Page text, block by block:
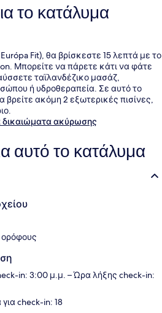
το κατάλυμα
Fit), θα βρίσκεστε 15 λεπτά με το
Μπορείτε να πάρετε κάτι να φάτε
ταϊλανδέζικο μασάζ,
ή υδροθεραπεία. Σε αυτό το
βρείτε ακόμη 2 εξωτερικές πισίνες,
δικαιώματα ακύρωσης
αυτό το κατάλυμα
ορόφους
in: 3:00 μ.μ. – Ώρα λήξης check-in:
για check-in: 18